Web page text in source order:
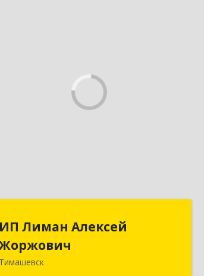
ИП Лиман Алексей
Тимашевск
ИП Лиман Алексей
Жоржович
352731, Краснодарский край,